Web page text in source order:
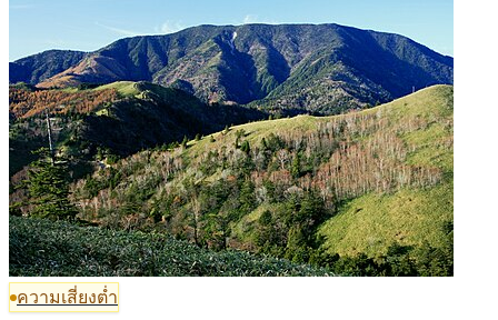
ความเสี่ยงต่ำ